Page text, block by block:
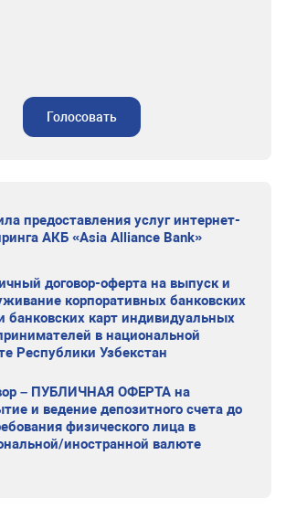
Голосовать
предоставления услуг интернет-
АКБ «Asia Alliance Bank»
договор-оферта на выпуск и
корпоративных банковских
банковских карт индивидуальных
в национальной
Республики Узбекстан
– ПУБЛИЧНАЯ ОФЕРТА на
и ведение депозитного счета до
физического лица в
иностранной валюте